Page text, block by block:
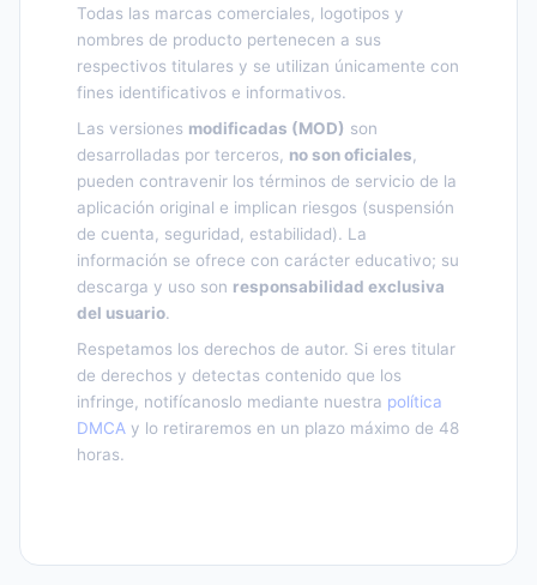
Todas las marcas comerciales, logotipos y
nombres de producto pertenecen a sus
respectivos titulares y se utilizan únicamente con
fines identificativos e informativos.
Las versiones modificadas (MOD) son
desarrolladas por terceros, no son oficiales
pueden contravenir los términos de servicio de la
aplicación original e implican riesgos (suspensión
de cuenta, seguridad, estabilidad). La
información se ofrece con carácter educativo; su
descarga y uso son responsabilidad exclusiva
del usuario.
Respetamos los derechos de autor. Si eres titular
de derechos y detectas contenido que los
infringe, notifícanoslo mediante nuestra política
DMCA y lo retiraremos en un plazo máximo de 48
horas.